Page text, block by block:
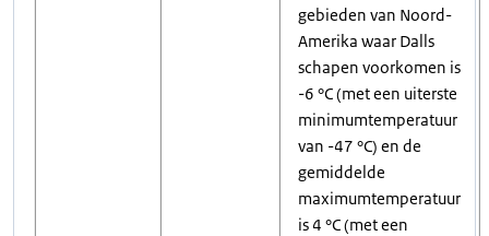
gebieden van Noord-
Amerika waar Dalls
schapen voorkomen is
-6 °C (met een uiterste
minimumtemperatuur
van -47 °C) en de
gemiddelde
maximumtemperatuur
is 4 °C (met een